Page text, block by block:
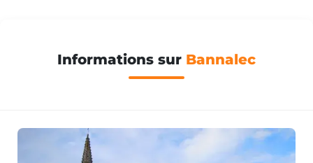
Informations sur Bannalec